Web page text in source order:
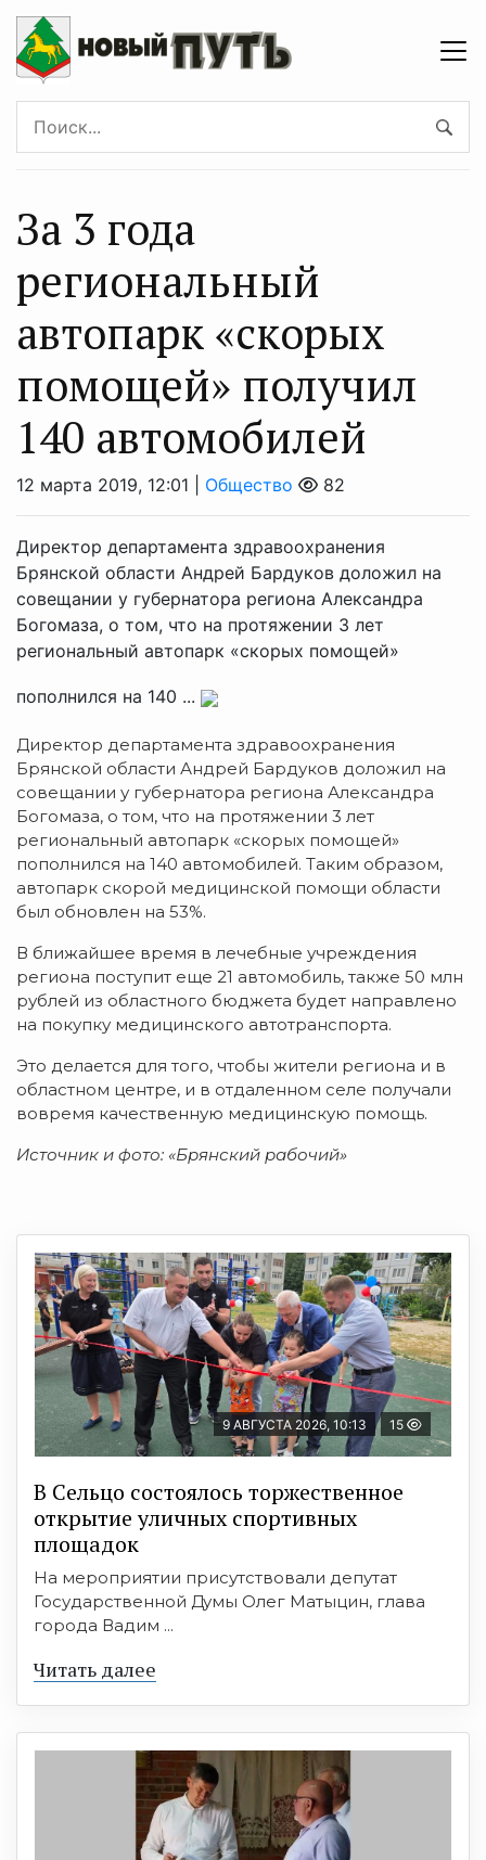
За 3 года
региональный
автопарк «скорых
помощей» получил
140 автомобилей
12 марта 2019, 12:01 | Общество 82
Директор департамента здравоохранения
Брянской области Андрей Бардуков доложил на
совещании у губернатора региона Александра
Богомаза, о том, что на протяжении 3 лет
региональный автопарк «скорых помощей»
пополнился на 140 ...
Директор департамента здравоохранения
Брянской области Андрей Бардуков доложил на
совещании у губернатора региона Александра
Богомаза, о том, что на протяжении 3 лет
региональный автопарк «скорых помощей»
пополнился на 140 автомобилей. Таким образом,
автопарк скорой медицинской помощи области
был обновлен на 53%.
В ближайшее время в лечебные учреждения
региона поступит еще 21 автомобиль, также 50 млн
рублей из областного бюджета будет направлено
на покупку медицинского автотранспорта.
Это делается для того, чтобы жители региона и в
областном центре, и в отдаленном селе получали
вовремя качественную медицинскую помощь.
Источник и фото: «Брянский рабочий»
9 АВГУСТА 2026, 10:13 15
В Сельцо состоялось торжественное
открытие уличных спортивных
площадок
На мероприятии присутствовали депутат
Государственной Думы Олег Матыцин, глава
города Вадим ...
Читать далее